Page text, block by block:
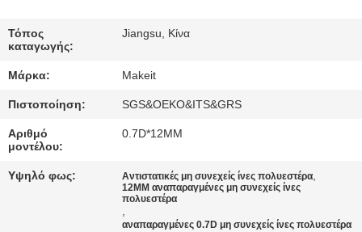
ΠΕΡΙΠΤΏΣΕΙΣ
ΖΗΤΉΣΤΕ
ΈΝΑ
ΑΠΌΣΠΑΣΜΑ
SITEMAP
Τόπος
καταγωγής:
Jiangsu, Κίνα
Μάρκα: Makeit
Πιστοποίηση: SGS&OEKO&ITS&GRS
Αριθμό
μοντέλου:
0.7D*12MM
Υψηλό φως: Αντιστατικές μη συνεχείς ίνες πολυεστέρα,
12MM αναπαραγμένες μη συνεχείς ίνες
πολυεστέρα
,
αναπαραγμένες 0.7D μη συνεχείς ίνες πολυεστέρα